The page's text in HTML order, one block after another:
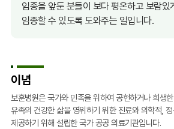
임종을 앞둔 분들이 보다 평온하고 보람있
임종할 수 있도록 도와주는 일입니다.
이념
보훈병원은 국가와 민족을 위하여 공헌하거나 희생
유족의 건강한 삶을 영위하기 위한 진료와 의학적,
제공하기 위해 설립한 국가 공공 의료기관입니다.